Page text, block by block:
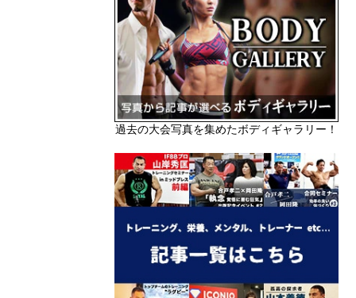
過去の大会写真を集めたボディギャラリー！